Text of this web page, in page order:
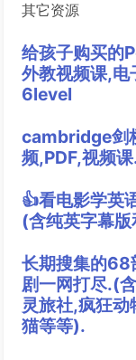
其它资源
给孩子购买的
外教视频课,
6level
cambridge剑
频,PDF,视频
👍看电影学英
(含纯英字幕
长期搜集的68
剧一网打尽.(
灵旅社,疯狂
猫等等).